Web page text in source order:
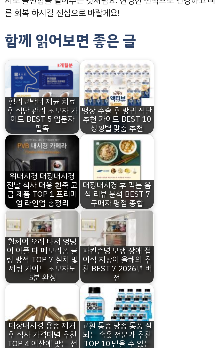
른 회복 하시길 진심으로 바랄게요!
함께 읽어보면 좋은 글
헬리코박터 제균 치료
후 식단 관리 초보자 가
이드 BEST 5 입문자
필독
맹장 수술 후 방귀 식단
추천 가이드 BEST 10
상황별 맞춤 추천
위내시경 대장내시경
전날 식사 대용 흰죽 고
급 제품 TOP 1 프리미
엄 라인업 총정리
대장내시경 후 먹는 음
식 리뷰 분석 BEST 7
구매자 평점 종합
휠체어 오래 타서 엉덩
이 아플 때 메모리폼 쿨
링 방석 TOP 7 설치 및
세팅 가이드 초보자도
5분 완성
파킨슨병 보행 장애 접
이식 지팡이 올해의 추
천 BEST 7 2026년 버
전
대장내시경 용종 제거
후 식사 가격대별 추천
TOP 4 예산에 맞는 선
고환 통증 낭종 통풍 잘
되는 속옷 전문가 추천
TOP 10 믿을 수 있는